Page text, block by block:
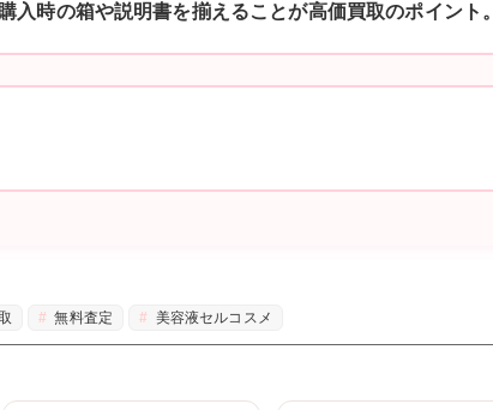
入時の箱や説明書を揃えることが高価買取のポイント。
無料査定 美容液セルコスメ